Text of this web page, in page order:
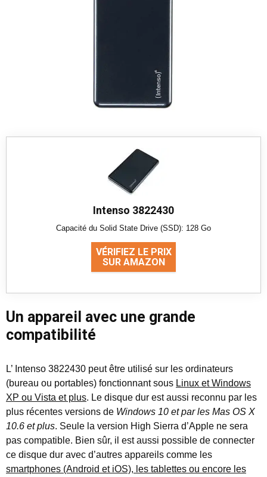
Intenso 3822430
Capacité du Solid State Drive (SSD): 128 Go
VÉRIFIEZ LE PRIX
SUR AMAZON
Un appareil avec une grande
compatibilité
L’ Intenso 3822430 peut être utilisé sur les ordinateurs
(bureau ou portables) fonctionnant sous Linux et Windows
XP ou Vista et plus. Le disque dur est aussi reconnu par les
plus récentes versions de Windows 10 et par les Mas OS X
10.6 et plus. Seule la version High Sierra d’Apple ne sera
pas compatible. Bien sûr, il est aussi possible de connecter
ce disque dur avec d’autres appareils comme les
smartphones (Android et iOS), les tablettes ou encore les